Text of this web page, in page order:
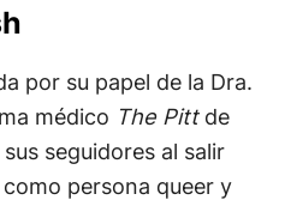
por su papel de la Dra.
médico The Pitt de
seguidores al salir
persona queer y